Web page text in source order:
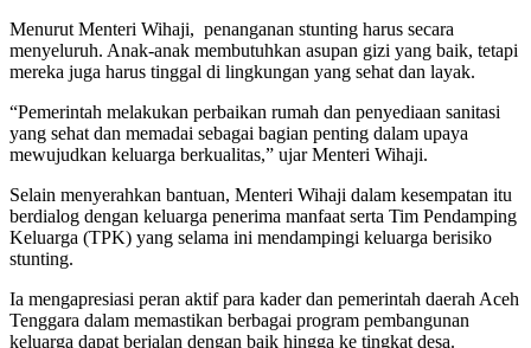
Menurut Menteri Wihaji, penanganan stunting harus secara
menyeluruh. Anak-anak membutuhkan asupan gizi yang baik, tetapi
mereka juga harus tinggal di lingkungan yang sehat dan layak.
“Pemerintah melakukan perbaikan rumah dan penyediaan sanitasi
yang sehat dan memadai sebagai bagian penting dalam upaya
mewujudkan keluarga berkualitas,” ujar Menteri Wihaji.
Selain menyerahkan bantuan, Menteri Wihaji dalam kesempatan itu
berdialog dengan keluarga penerima manfaat serta Tim Pendamping
Keluarga (TPK) yang selama ini mendampingi keluarga berisiko
stunting.
Ia mengapresiasi peran aktif para kader dan pemerintah daerah Aceh
Tenggara dalam memastikan berbagai program pembangunan
keluarga dapat berjalan dengan baik hingga ke tingkat desa.